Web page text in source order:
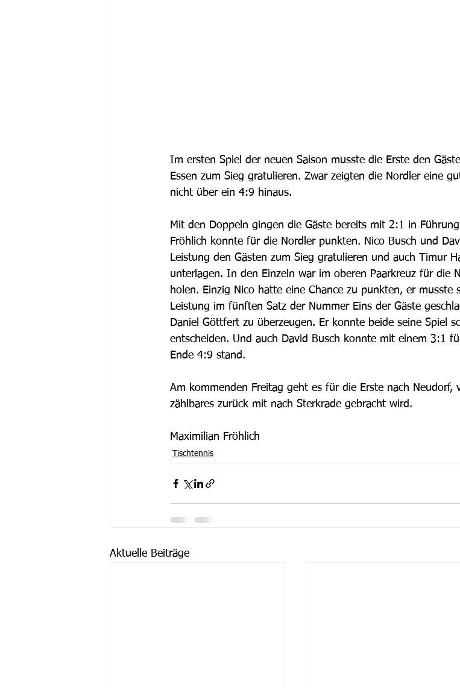
Im ersten Spiel der neuen Saison musste die Erste den
Essen zum Sieg gratulieren. Zwar zeigten die Nordler eine
nicht über ein 4:9 hinaus.
Mit den Doppeln gingen die Gäste bereits mit 2:1 in
Fröhlich konnte für die Nordler punkten. Nico Busch und
Leistung den Gästen zum Sieg gratulieren und auch Timur
unterlagen. In den Einzeln war im oberen Paarkreuz für die
holen. Einzig Nico hatte eine Chance zu punkten, er musste
Leistung im fünften Satz der Nummer Eins der Gäste
Daniel Göttfert zu überzeugen. Er konnte beide seine Spiel
entscheiden. Und auch David Busch konnte mit einem 3:1
Ende 4:9 stand.
Am kommenden Freitag geht es für die Erste nach Neudorf,
zählbares zurück mit nach Sterkrade gebracht wird.
Maximilian Fröhlich
Tischtennis
Aktuelle Beiträge